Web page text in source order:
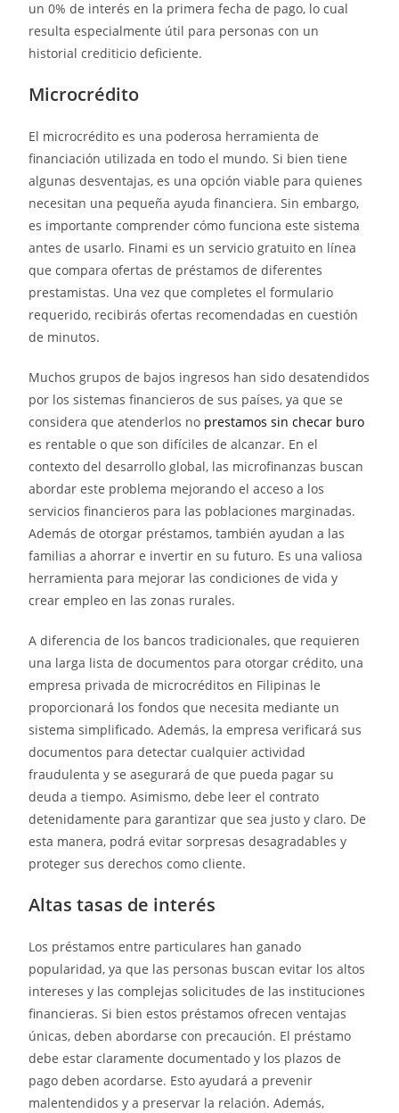
un 0% de interés en la primera fecha de pago, lo cual
resulta especialmente útil para personas con un
historial crediticio deficiente.
Microcrédito
El microcrédito es una poderosa herramienta de
financiación utilizada en todo el mundo. Si bien tiene
algunas desventajas, es una opción viable para quienes
necesitan una pequeña ayuda financiera. Sin embargo,
es importante comprender cómo funciona este sistema
antes de usarlo. Finami es un servicio gratuito en línea
que compara ofertas de préstamos de diferentes
prestamistas. Una vez que completes el formulario
requerido, recibirás ofertas recomendadas en cuestión
de minutos.
Muchos grupos de bajos ingresos han sido desatendidos
por los sistemas financieros de sus países, ya que se
considera que atenderlos no prestamos sin checar buro
es rentable o que son difíciles de alcanzar. En el
contexto del desarrollo global, las microfinanzas buscan
abordar este problema mejorando el acceso a los
servicios financieros para las poblaciones marginadas.
Además de otorgar préstamos, también ayudan a las
familias a ahorrar e invertir en su futuro. Es una valiosa
herramienta para mejorar las condiciones de vida y
crear empleo en las zonas rurales.
A diferencia de los bancos tradicionales, que requieren
una larga lista de documentos para otorgar crédito, una
empresa privada de microcréditos en Filipinas le
proporcionará los fondos que necesita mediante un
sistema simplificado. Además, la empresa verificará sus
documentos para detectar cualquier actividad
fraudulenta y se asegurará de que pueda pagar su
deuda a tiempo. Asimismo, debe leer el contrato
detenidamente para garantizar que sea justo y claro. De
esta manera, podrá evitar sorpresas desagradables y
proteger sus derechos como cliente.
Altas tasas de interés
Los préstamos entre particulares han ganado
popularidad, ya que las personas buscan evitar los altos
intereses y las complejas solicitudes de las instituciones
financieras. Si bien estos préstamos ofrecen ventajas
únicas, deben abordarse con precaución. El préstamo
debe estar claramente documentado y los plazos de
pago deben acordarse. Esto ayudará a prevenir
malentendidos y a preservar la relación. Además,